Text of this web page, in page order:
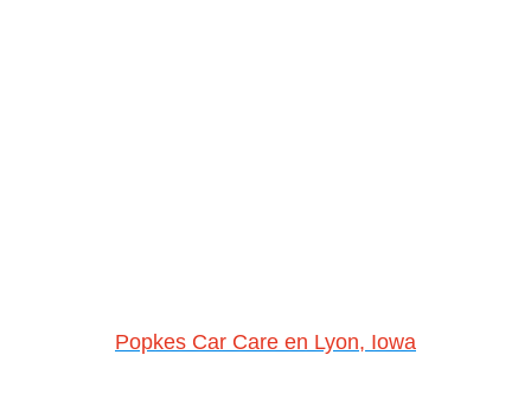
Popkes Car Care en Lyon, Iowa